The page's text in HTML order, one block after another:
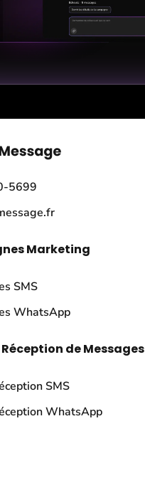
5699
Marketing
SMS
WhatsApp
de Messages
SMS
WhatsApp